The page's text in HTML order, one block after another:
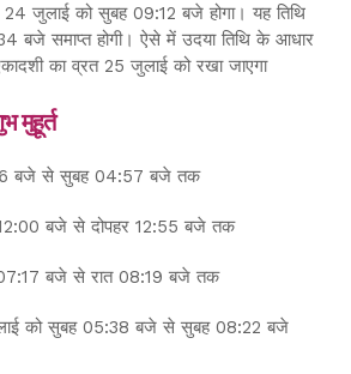
जुलाई को सुबह 09:12 बजे होगा। यह तिथि
बजे समाप्त होगी। ऐसे में उदया तिथि के आधार
का व्रत 25 जुलाई को रखा जाएगा
मुहूर्त
बजे से सुबह 04:57 बजे तक
12:00 बजे से दोपहर 12:55 बजे तक
07:17 बजे से रात 08:19 बजे तक
को सुबह 05:38 बजे से सुबह 08:22 बजे